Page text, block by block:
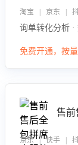
淘宝 | 京东 |
询单转化分析
免费开通，按
售前
京东 | 快手 |